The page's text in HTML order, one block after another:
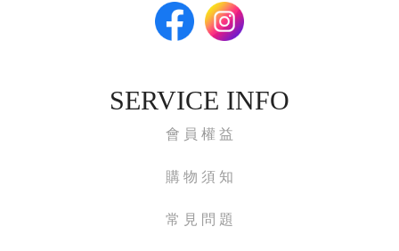
SERVICE INFO
會 員 權 益
購 物 須 知
常 見 問 題